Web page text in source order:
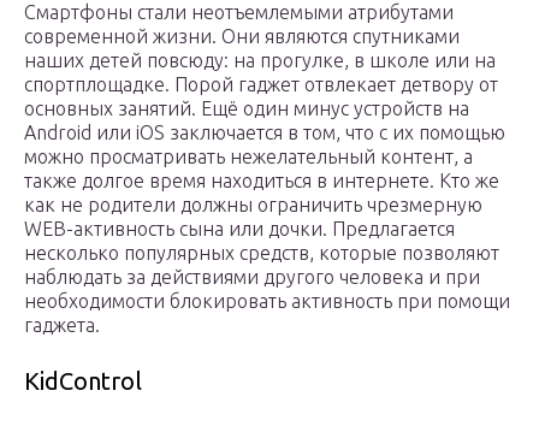
Смартфоны стали неотъемлемыми атрибутами
современной жизни. Они являются спутниками
наших детей повсюду: на прогулке, в школе или на
спортплощадке. Порой гаджет отвлекает детвору от
основных занятий. Ещё один минус устройств на
Android или iOS заключается в том, что с их помощью
можно просматривать нежелательный контент, а
также долгое время находиться в интернете. Кто же
как не родители должны ограничить чрезмерную
WEB-активность сына или дочки. Предлагается
несколько популярных средств, которые позволяют
наблюдать за действиями другого человека и при
необходимости блокировать активность при помощи
гаджета.
KidControl